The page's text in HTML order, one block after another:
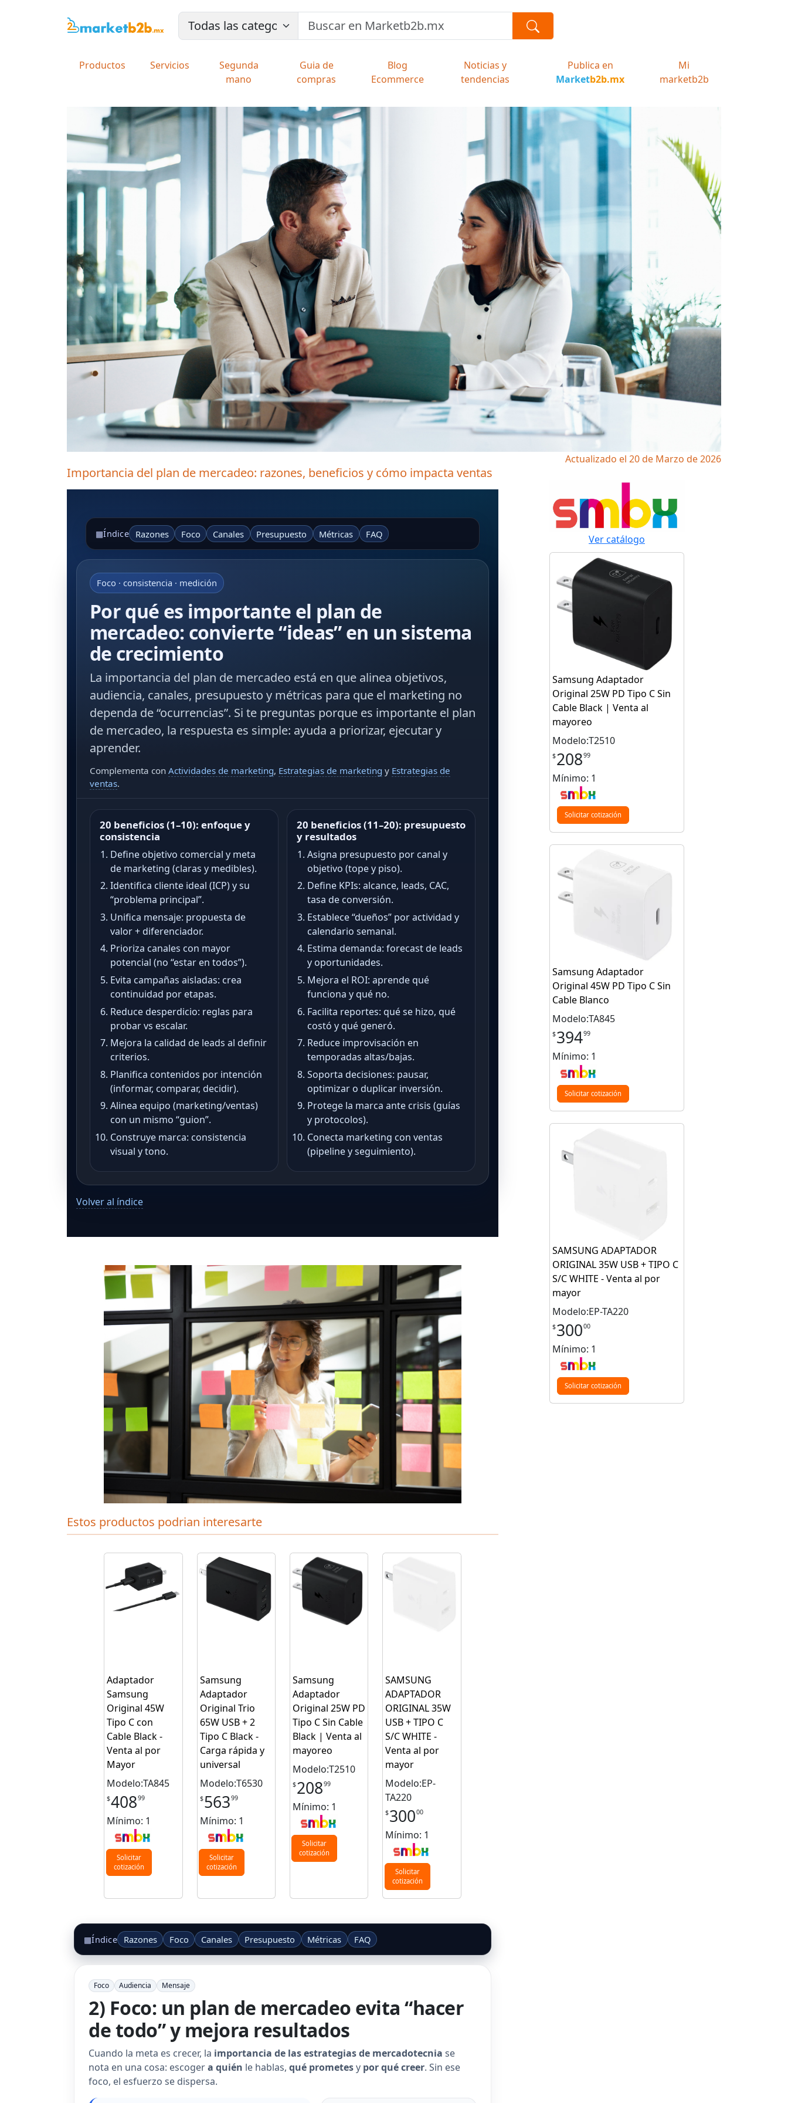
Productos Servicios
Segunda
mano
Guia de
compras
Blog
Ecommerce
Noticias y
tendencias
Publica en
Marketb2b.mx
Mi
marketb2b
Actualizado el 20 de Marzo de 2026
Importancia del plan de mercadeo: razones, beneficios y cómo impacta ventas
▦Índice Razones Foco Canales Presupuesto Métricas FAQ
Foco · consistencia · medición
Por qué es importante el plan de
mercadeo: convierte “ideas” en un sistema
de crecimiento
La importancia del plan de mercadeo está en que alinea objetivos,
audiencia, canales, presupuesto y métricas para que el marketing no
dependa de “ocurrencias”. Si te preguntas porque es importante el plan
de mercadeo, la respuesta es simple: ayuda a priorizar, ejecutar y
aprender.
Complementa con Actividades de marketing, Estrategias de marketing y Estrategias de
ventas.
20 beneficios (1–10): enfoque y
consistencia
Define objetivo comercial y meta
de marketing (claras y medibles).
Identifica cliente ideal (ICP) y su
“problema principal”.
Unifica mensaje: propuesta de
valor + diferenciador.
Prioriza canales con mayor
potencial (no “estar en todos”).
Evita campañas aisladas: crea
continuidad por etapas.
Reduce desperdicio: reglas para
probar vs escalar.
Mejora la calidad de leads al definir
criterios.
Planifica contenidos por intención
(informar, comparar, decidir).
Alinea equipo (marketing/ventas)
con un mismo “guion”.
Construye marca: consistencia
visual y tono.
20 beneficios (11–20): presupuesto
y resultados
Asigna presupuesto por canal y
objetivo (tope y piso).
Define KPIs: alcance, leads, CAC,
tasa de conversión.
Establece “dueños” por actividad y
calendario semanal.
Estima demanda: forecast de leads
y oportunidades.
Mejora el ROI: aprende qué
funciona y qué no.
Facilita reportes: qué se hizo, qué
costó y qué generó.
Reduce improvisación en
temporadas altas/bajas.
Soporta decisiones: pausar,
optimizar o duplicar inversión.
Protege la marca ante crisis (guías
y protocolos).
Conecta marketing con ventas
(pipeline y seguimiento).
Volver al índice
Estos productos podrian interesarte
Adaptador
Samsung
Original 45W
Tipo C con
Cable Black -
Venta al por
Mayor
Modelo:TA845
$40899
Mínimo: 1
Solicitar
cotización
Samsung
Adaptador
Original Trio
65W USB + 2
Tipo C Black -
Carga rápida y
universal
Modelo:T6530
$56399
Mínimo: 1
Solicitar
cotización
Samsung
Adaptador
Original 25W PD
Tipo C Sin Cable
Black | Venta al
mayoreo
Modelo:T2510
$20899
Mínimo: 1
Solicitar
cotización
SAMSUNG
ADAPTADOR
ORIGINAL 35W
USB + TIPO C
S/C WHITE -
Venta al por
mayor
Modelo:EP-
TA220
$30000
Mínimo: 1
Solicitar
cotización
▦Índice Razones Foco Canales Presupuesto Métricas FAQ
Foco Audiencia Mensaje
2) Foco: un plan de mercadeo evita “hacer
de todo” y mejora resultados
Cuando la meta es crecer, la importancia de las estrategias de mercadotecnia se
nota en una cosa: escogera quién le hablas, qué prometesy por qué creer. Sin ese
foco, el esfuerzo se dispersa.
Ver catálogo
Samsung Adaptador
Original 25W PD Tipo C Sin
Cable Black | Venta al
mayoreo
Modelo:T2510
$20899
Mínimo: 1
Solicitar cotización
Samsung Adaptador
Original 45W PD Tipo C Sin
Cable Blanco
Modelo:TA845
$39499
Mínimo: 1
Solicitar cotización
SAMSUNG ADAPTADOR
ORIGINAL 35W USB + TIPO C
S/C WHITE - Venta al por
mayor
Modelo:EP-TA220
$30000
Mínimo: 1
Solicitar cotización